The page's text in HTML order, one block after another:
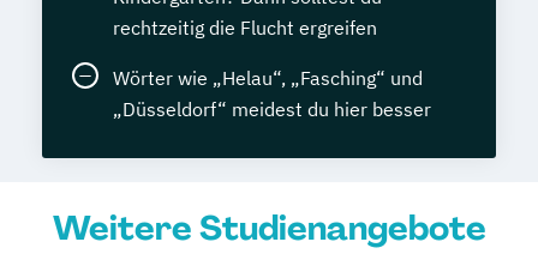
rechtzeitig die Flucht ergreifen
Wörter wie „Helau“, „Fasching“ und
„Düsseldorf“ meidest du hier besser
Weitere Studienangebote